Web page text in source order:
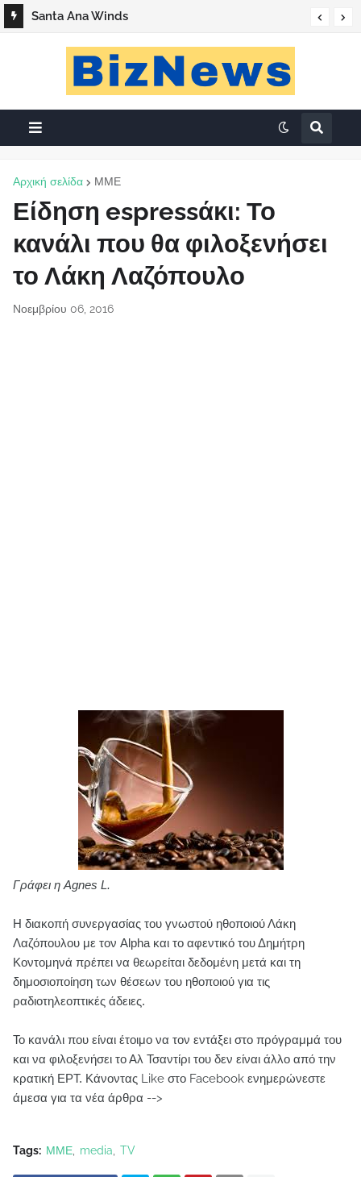
Santa Ana Winds
«Ο Βάσος της Καλής»
Αρχική σελίδα ΜΜΕ
Είδηση espressάκι: Το
κανάλι που θα φιλοξενήσει
το Λάκη Λαζόπουλο
Νοεμβρίου 06, 2016
Γράφει η Agnes L.
Η διακοπή συνεργασίας του γνωστού ηθοποιού Λάκη
Λαζόπουλου με τον Alpha και το αφεντικό του Δημήτρη
Κοντομηνά πρέπει να θεωρείται δεδομένη μετά και τη
δημοσιοποίηση των θέσεων του ηθοποιού για τις
ραδιοτηλεοπτικές άδειες.
Το κανάλι που είναι έτοιμο να τον εντάξει στο πρόγραμμά του
και να φιλοξενήσει το Αλ Τσαντίρι του δεν είναι άλλο από την
κρατική ΕΡΤ. Κάνοντας Like στο Facebook ενημερώνεστε
άμεσα για τα νέα άρθρα -->
Tags: ΜΜΕ media TV